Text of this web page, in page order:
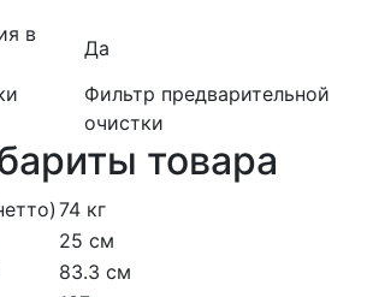
в
Да
Фильтр предварительной
очистки
товара
74 кг
25 см
83.3 см